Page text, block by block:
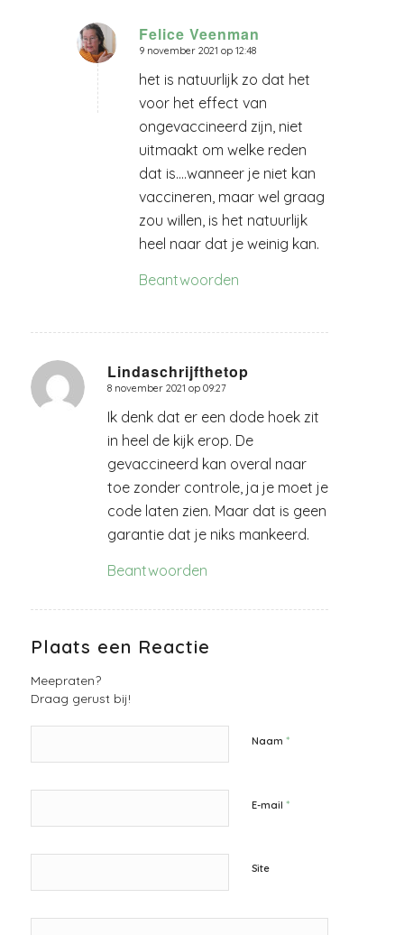
Felice Veenman
zegt:
9 november 2021 op 12:48
het is natuurlijk zo dat het
voor het effect van
ongevaccineerd zijn, niet
uitmaakt om welke reden
dat is….wanneer je niet kan
vaccineren, maar wel graag
zou willen, is het natuurlijk
heel naar dat je weinig kan.
Beantwoorden
Lindaschrijfthetop
zegt:
8 november 2021 op 09:27
Ik denk dat er een dode hoek zit
in heel de kijk erop. De
gevaccineerd kan overal naar
toe zonder controle, ja je moet je
code laten zien. Maar dat is geen
garantie dat je niks mankeerd.
Beantwoorden
Plaats een Reactie
Meepraten?
Draag gerust bij!
Naam *
E-mail *
Site